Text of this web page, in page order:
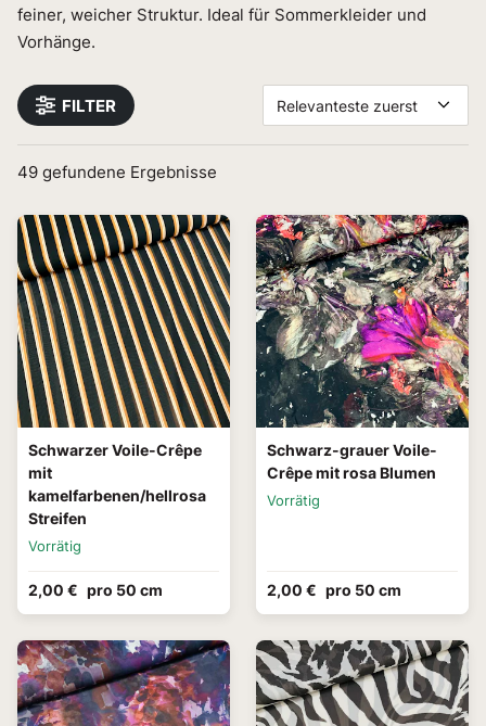
feiner, weicher Struktur. Ideal für Sommerkleider und
Vorhänge.
FILTER Relevanteste zuerst
49 gefundene Ergebnisse
Schwarzer Voile-Crêpe
mit
kamelfarbenen/hellrosa
Streifen
Vorrätig
2,00 € pro 50 cm
Schwarz-grauer Voile-
Crêpe mit rosa Blumen
Vorrätig
2,00 € pro 50 cm